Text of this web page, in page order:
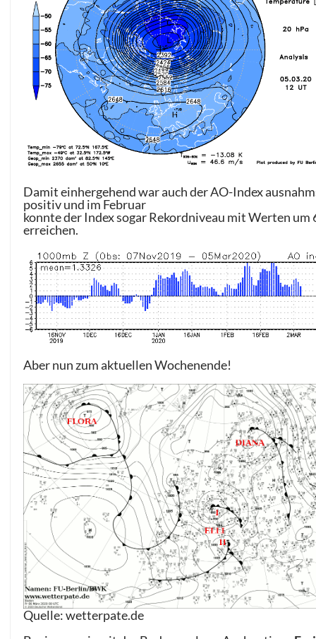
Damit einhergehend war auch der AO-Index
positiv und im Februar
konnte der Index sogar Rekordniveau mit Werten um
erreichen.
Aber nun zum aktuellen Wochenende!
Quelle: wetterpate.de